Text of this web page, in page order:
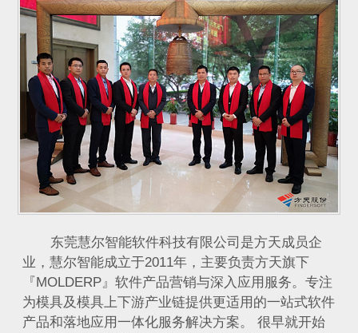
东莞慧尔智能软件科技有限公司是方天成员企
业，慧尔智能成立于2011年，主要负责方天旗下
『MOLDERP』软件产品营销与深入应用服务。专注
为模具及模具上下游产业链提供更适用的一站式软件
产品和落地应用一体化服务解决方案。 很早就开始